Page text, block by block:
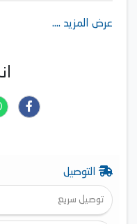
عرض المزيد ....
التوصيل
توصيل سريع